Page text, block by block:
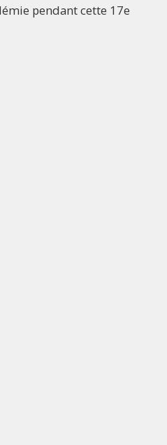
pendant cette 17e